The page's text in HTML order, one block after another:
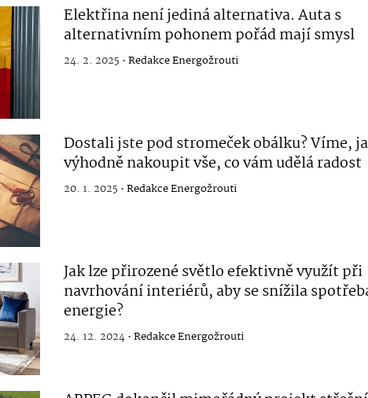
Elektřina není jediná alternativa. Auta s
alternativním pohonem pořád mají smysl
24. 2. 2025 •Redakce Energožrouti
Dostali jste pod stromeček obálku? Víme,
výhodně nakoupit vše, co vám udělá radost
20. 1. 2025 •Redakce Energožrouti
Jak lze přirozené světlo efektivně využít při
navrhování interiérů, aby se snížila
energie?
24. 12. 2024 •Redakce Energožrouti